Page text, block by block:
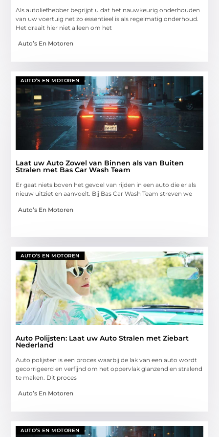
Als autoliefhebber begrijpt u dat het nauwkeurig onderhouden
van uw voertuig net zo essentieel is als regelmatig onderhoud.
Het draait hier niet alleen om het
Auto’s En Motoren
AUTO’S EN MOTOREN
Laat uw Auto Zowel van Binnen als van Buiten
Stralen met Bas Car Wash Team
Er gaat niets boven het gevoel van rijden in een auto die er als
nieuw uitziet en aanvoelt. Bij Bas Car Wash Team streven we
Auto’s En Motoren
AUTO’S EN MOTOREN
Auto Polijsten: Laat uw Auto Stralen met Ziebart
Nederland
Auto polijsten is een proces waarbij de lak van een auto wordt
gecorrigeerd en verfijnd om het oppervlak glanzend en stralend
te maken. Dit proces
Auto’s En Motoren
AUTO’S EN MOTOREN